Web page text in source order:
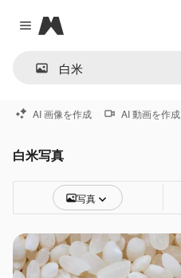
Close menu
Magnific
AI 画像を作成 AI 動画を作成
白米写真
写真